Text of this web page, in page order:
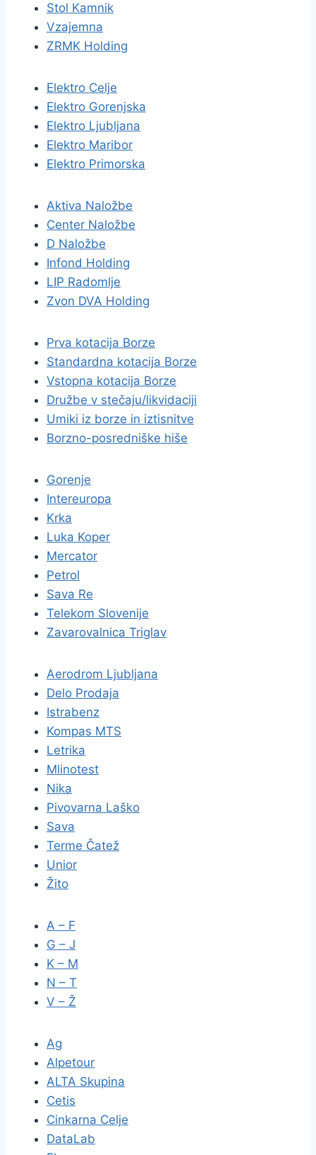
Stol Kamnik
Vzajemna
ZRMK Holding
Elektro Celje
Elektro Gorenjska
Elektro Ljubljana
Elektro Maribor
Elektro Primorska
Aktiva Naložbe
Center Naložbe
D Naložbe
Infond Holding
LIP Radomlje
Zvon DVA Holding
Prva kotacija Borze
Standardna kotacija Borze
Vstopna kotacija Borze
Družbe v stečaju/likvidaciji
Umiki iz borze in iztisnitve
Borzno-posredniške hiše
Gorenje
Intereuropa
Krka
Luka Koper
Mercator
Petrol
Sava Re
Telekom Slovenije
Zavarovalnica Triglav
Aerodrom Ljubljana
Delo Prodaja
Istrabenz
Kompas MTS
Letrika
Mlinotest
Nika
Pivovarna Laško
Sava
Terme Čatež
Unior
Žito
A – F
G – J
K – M
N – T
V – Ž
Ag
Alpetour
ALTA Skupina
Cetis
Cinkarna Celje
DataLab